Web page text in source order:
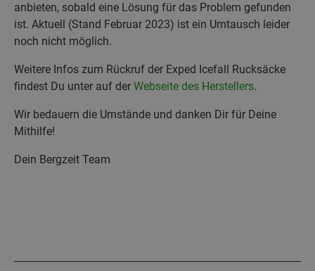
anbieten, sobald eine Lösung für das Problem gefunden
ist. Aktuell (Stand Februar 2023) ist ein Umtausch leider
noch nicht möglich.
Weitere Infos zum Rückruf der Exped Icefall Rucksäcke
findest Du unter auf der Webseite des Herstellers.
Wir bedauern die Umstände und danken Dir für Deine
Mithilfe!
Dein Bergzeit Team